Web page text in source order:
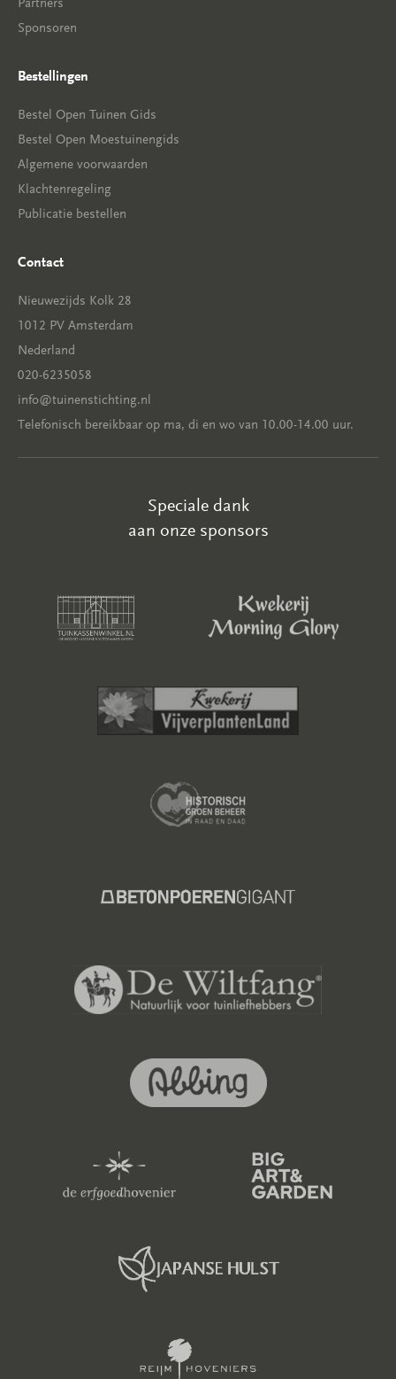
Sponsoren
Bestellingen
Bestel Open Tuinen Gids
Bestel Open Moestuinengids
Algemene voorwaarden
Klachtenregeling
Publicatie bestellen
Contact
Nieuwezijds Kolk 28
1012 PV Amsterdam
Nederland
020-6235058
info@tuinenstichting.nl
Telefonisch bereikbaar op ma, di en wo van 10.00-14.00 uur.
Speciale dank
aan onze sponsors